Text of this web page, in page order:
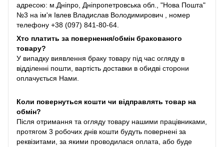
адресою: м.Дніпро, Дніпропетровська обл., "Нова Пошта"
№3 на ім'я Івлев Владислав Володимирович , номер
телефону +38 (097) 841-80-64.
Хто платить за повернення/обмін бракованого
товару?
У випадку виявлення браку товару під час огляду в
відділенні пошти, вартість доставки в обидві сторони
оплачується Нами.
Коли повернуться кошти чи відправлять товар на
обмін?
Після отримання та огляду товару нашими працівниками,
протягом 3 робочих днів кошти будуть повернені за
реквізитами, за якими проводилася оплата, або буде